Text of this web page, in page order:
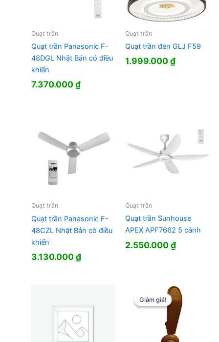
Quạt trần
Quạt trần Panasonic F-
48DGL Nhật Bản có điều
khiển
7.370.000₫
Quạt trần
Quạt trần đèn GLJ F59
1.999.000₫
Quạt trần
Quạt trần Panasonic F-
48CZL Nhật Bản có điều
khiển
3.130.000₫
Quạt trần
Quạt trần Sunhouse
APEX APF7662 5 cánh
2.550.000₫
Giảm giá!
Giảm giá!